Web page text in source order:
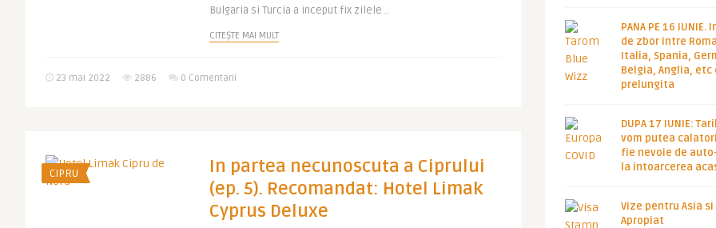
Bulgaria si Turcia a inceput fix zilele ..
CITEȘTE MAI MULT
23 mai 2022 2886 0 Comentarii
CIPRU
In partea necunoscuta a Ciprului
(ep. 5). Recomandat: Hotel Limak
Cyprus Deluxe
PANA PE 16
de zbor intre
Italia, Spania,
Belgia, Anglia, etc
prelungita
DUPA 17 IUNIE:
vom putea
fie nevoie de
la intoarcerea
Vize pentru Asia si
Apropiat